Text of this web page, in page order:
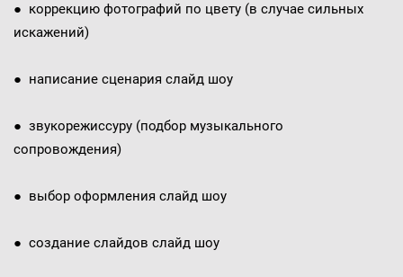
● коррекцию фотографий по цвету (в случае сильных
искажений)
● написание сценария слайд шоу
● звукорежиссуру (подбор музыкального
сопровождения)
● выбор оформления слайд шоу
● создание слайдов слайд шоу